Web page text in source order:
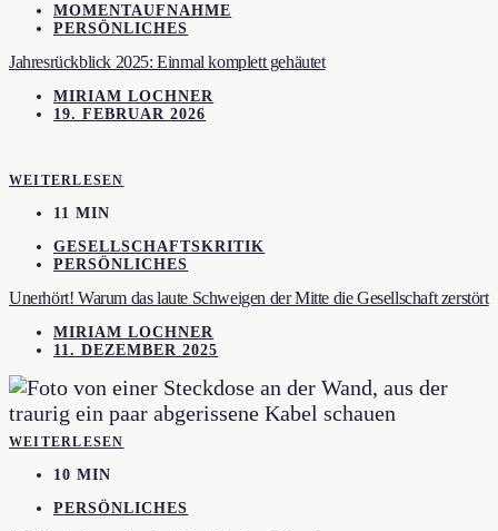
MOMENTAUFNAHME
PERSÖNLICHES
Jahresrückblick 2025: Einmal komplett gehäutet
MIRIAM LOCHNER
19. FEBRUAR 2026
WEITERLESEN
11 MIN
GESELLSCHAFTSKRITIK
PERSÖNLICHES
Unerhört! Warum das laute Schweigen der Mitte die Gesellschaft zerstört
MIRIAM LOCHNER
11. DEZEMBER 2025
WEITERLESEN
10 MIN
PERSÖNLICHES